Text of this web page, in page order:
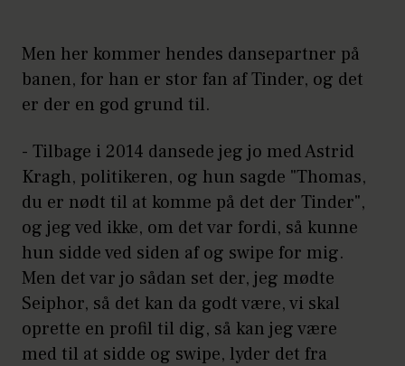
Men her kommer hendes dansepartner på
banen, for han er stor fan af Tinder, og det
er der en god grund til.
- Tilbage i 2014 dansede jeg jo med Astrid
Kragh, politikeren, og hun sagde "Thomas,
du er nødt til at komme på det der Tinder",
og jeg ved ikke, om det var fordi, så kunne
hun sidde ved siden af og swipe for mig.
Men det var jo sådan set der, jeg mødte
Seiphor, så det kan da godt være, vi skal
oprette en profil til dig, så kan jeg være
med til at sidde og swipe, lyder det fra